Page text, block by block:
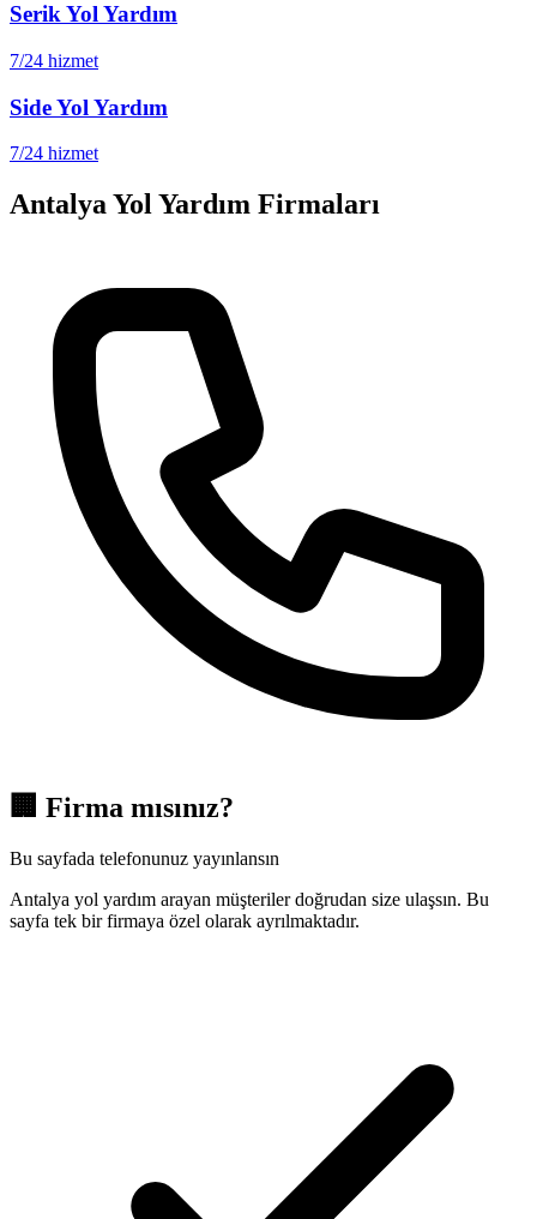
Serik Yol Yardım
7/24 hizmet
SideYol Yardım
7/24 hizmet
AntalyaYol Yardım Firmaları
🏢 Firma mısınız?
Bu sayfada telefonunuz yayınlansın
Antalya yol yardım arayan müşteriler doğrudan size ulaşsın. Bu
sayfa tek bir firmaya özel olarak ayrılmaktadır.